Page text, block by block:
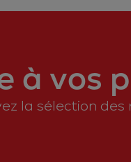
à vos
la sélection des